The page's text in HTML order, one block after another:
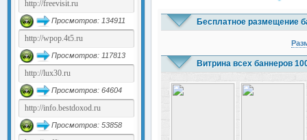
Просмотров: 134911
Просмотров: 117813
Просмотров: 64604
Просмотров: 53858
Бесплатное размещение
Витрина всех баннеров